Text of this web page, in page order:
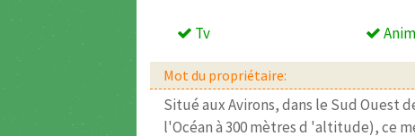
Tv
Mot du propriétaire:
Situé aux Avirons, dans le Sud Ouest
l'Océan à 300 mètres d 'altitude), ce